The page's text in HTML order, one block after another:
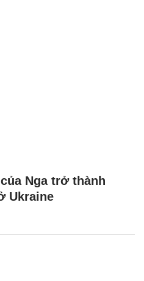
Nga trở thành
Ukraine